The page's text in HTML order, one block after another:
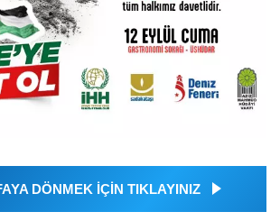
DÖNMEK İÇİN TIKLAYINIZ